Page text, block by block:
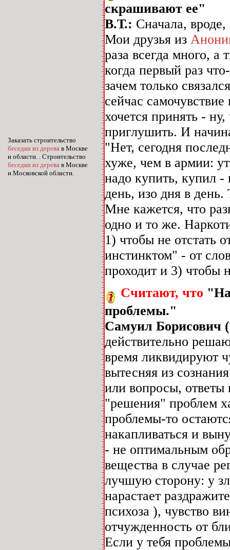
Заказать строительство
беседки из дерева в Москве
и области. . Строительство
беседки из дерева в Москве
и Московской области.
скрашивают ее"
В.Т.: Сначала,
Мои друзья из
раза всегда много, а
когда первый раз
зачем только
сейчас
хочется принять -
приглушить. И
"Нет, сегодня
хуже, чем в армии:
надо купить, купил -
день, изо дня в
Мне кажется, что
одно и то же.
1) чтобы не отстать
инстинктом" - от
проходит и 3) чтобы
Считают, что
проблемы."
Самуил Борисович
действительно
время ликвидируют
вытесняя из
или вопросы, ответы
"решения" проблем
проблемы-то
накапливаться и
- не оптимальным
вещества в случае
лучшую сторону: у
нарастает
психоза ), чувство
отчужденность от
Если у тебя